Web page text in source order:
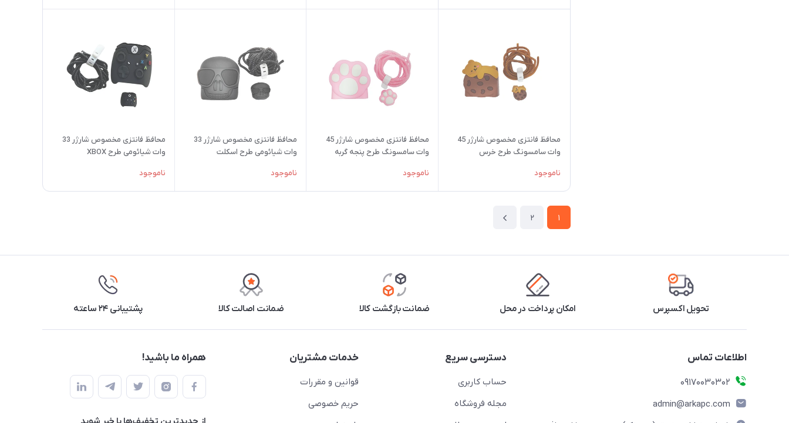
محافظ فانتزی مخصوص شارژر 45
وات سامسونگ طرح خرس
ناموجود
محافظ فانتزی مخصوص شارژر 45
وات سامسونگ طرح پنجه گربه
ناموجود
محافظ فانتزی مخصوص شارژر 33
وات شیائومی طرح اسکلت
ناموجود
محافظ فانتزی مخصوص شارژر 33
وات شیائومی طرح XBOX
ناموجود
1
2
تحویل اکسپرس امکان پرداخت در محل ضمانت بازگشت کالا ضمانت اصالت کالا پشتیبانی ۲۴ ساعته
اطلاعات تماس
09170030302
admin@arkapc.com
دسترسی سریع
حساب کاربری
مجله فروشگاه
خدمات مشتریان
قوانین و مقررات
حریم خصوصی
همراه ما باشید!